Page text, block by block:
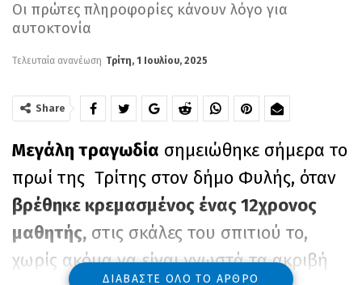
Οι πρώτες πληροφορίες κάνουν λόγο για
αυτοκτονία
Τελευταία ανανέωση Τρίτη, 1 Ιουλίου, 2025
Share
Μεγάλη τραγωδία σημειώθηκε σήμερα το
πρωί της Τρίτης στον δήμο Φυλής, όταν
βρέθηκε κρεμασμένος ένας 12χρονος
μαθητής, στις σκάλες του σπιτιού το,
χωρίς ακόμα να είναι γνωστά τα ακριβή
ΔΙΑΒΆΣΤΕ ΌΛΟ ΤΟ ΆΡΘΡΟ